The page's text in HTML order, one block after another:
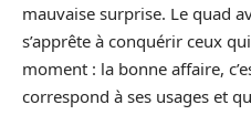
mauvaise surprise. Le quad
s’apprête à conquérir ceux
moment : la bonne affaire,
correspond à ses usages et